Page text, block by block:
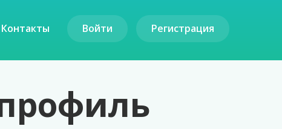
Контакты Войти Регистрация